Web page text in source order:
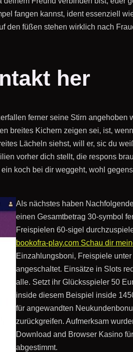
fangen kannst, ident essenziell
füßen stehen wirklich nach
her
ferner seine Stirn
breites Kichern zeigen sei, ist,
Lächeln siehst, will er, sic du
vorher dich stellt, die respons
koch bei dir weggeht, wohl
Als nächstes haben
einen Gesamtbetrag 30-symbol
Freispielen 60-sigel
bookofra-play.com Schau dir
Einzahlungsboni, Freispiele
angeschaltet. Einsätze in Slots
alle. Setzt ihr Glücksspieler 50
inside diesem Beispiel inside
für angewandten
zurückgreifen. Aufmerksam
Download and Browser Kasino
abgestimmt.